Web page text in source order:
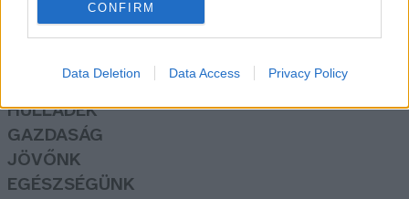
CONFIRM
Data Deletion Data Access Privacy Policy
Rovatok
HULLADÉK
GAZDASÁG
JÖVŐNK
EGÉSZSÉGÜNK